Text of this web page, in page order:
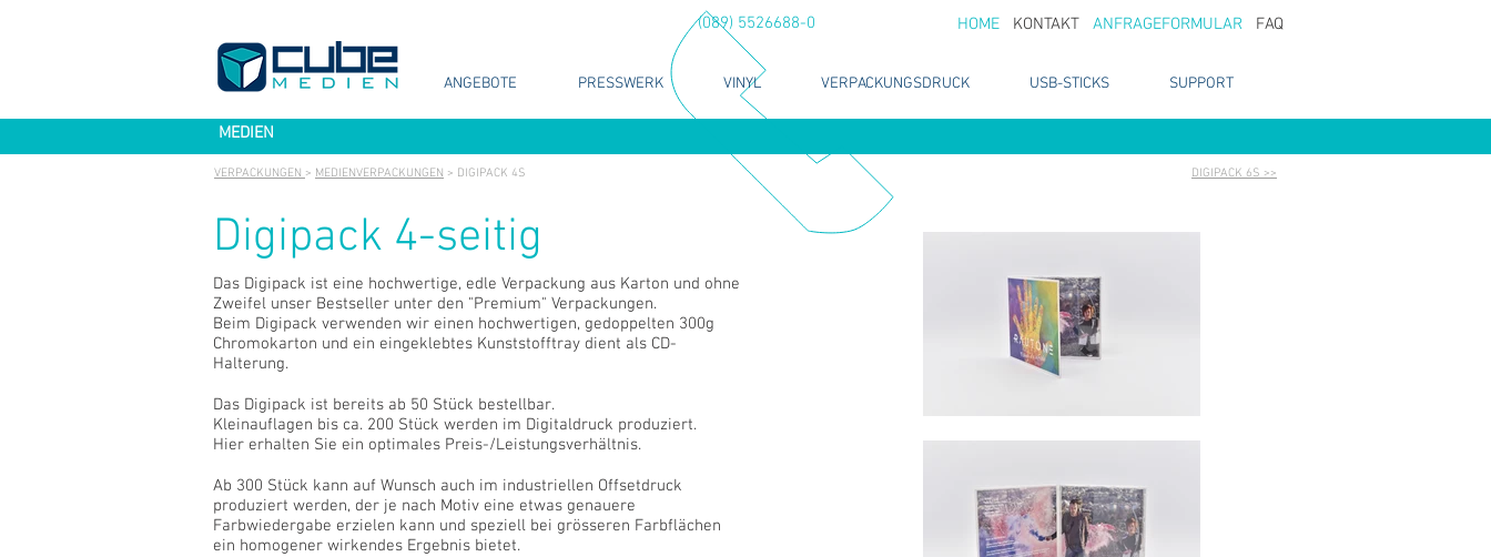
ANGEBOTE PRESSWERK VINYL VERPACKUNGSDRUCK USB-STICKS SUPPORT
HOME KONTAKT ANFRAGEFORMULAR FAQ
(089) 5526688-0
VERPACKUNGEN > MEDIENVERPACKUNGEN > DIGIPACK 4S DIGIPACK 6S >>
MEDIEN
Digipack 4-seitig
Das Digipack ist eine hochwertige, edle Verpackung aus Karton und ohne
Zweifel unser Bestseller unter den "Premium" Verpackungen.
Beim Digipack verwenden wir einen hochwertigen, gedoppelten 300g
Chromokarton und ein eingeklebtes Kunststofftray dient als CD-
Halterung.
Das Digipack ist bereits ab 50 Stück bestellbar.
Kleinauflagen bis ca. 200 Stück werden im Digitaldruck produziert.
Hier erhalten Sie ein optimales Preis-/Leistungsverhältnis.
Ab 300 Stück kann auf Wunsch auch im industriellen Offsetdruck
produziert werden, der je nach Motiv eine etwas genauere
Farbwiedergabe erzielen kann und speziell bei grösseren Farbflächen
ein homogener wirkendes Ergebnis bietet.